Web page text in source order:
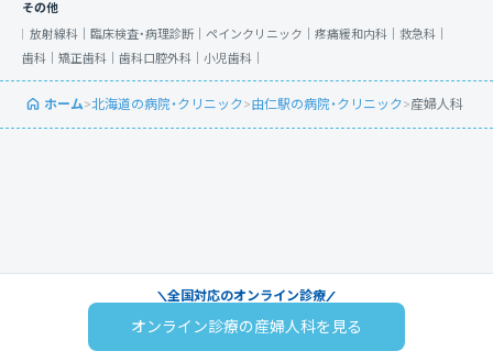
その他
放射線科｜ 臨床検査・病理診断｜ ペインクリニック｜ 疼痛緩和内科｜ 救急科｜
歯科｜ 矯正歯科｜ 歯科口腔外科｜ 小児歯科｜
ホーム>北海道の病院・クリニック>由仁駅の病院・クリニック>産婦人科
全国対応のオンライン診療
オンライン診療の産婦人科を見る